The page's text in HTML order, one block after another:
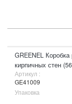
GREENEL
кирпичных стен
Артикул :
GE41009
Упаковка